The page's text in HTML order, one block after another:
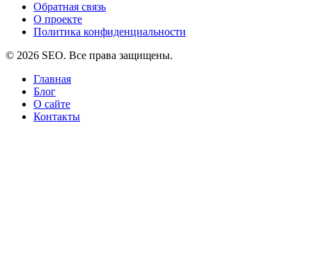
Обратная связь
О проекте
Политика конфиденциальности
© 2026 SEO. Все права защищены.
Главная
Блог
О сайте
Контакты